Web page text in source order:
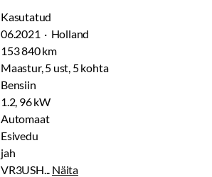
Kasutatud
06.2021 · Holland
153 840 km
Maastur, 5 ust, 5 kohta
Bensiin
1.2, 96 kW
Automaat
Esivedu
jah
VR3USH... Näita